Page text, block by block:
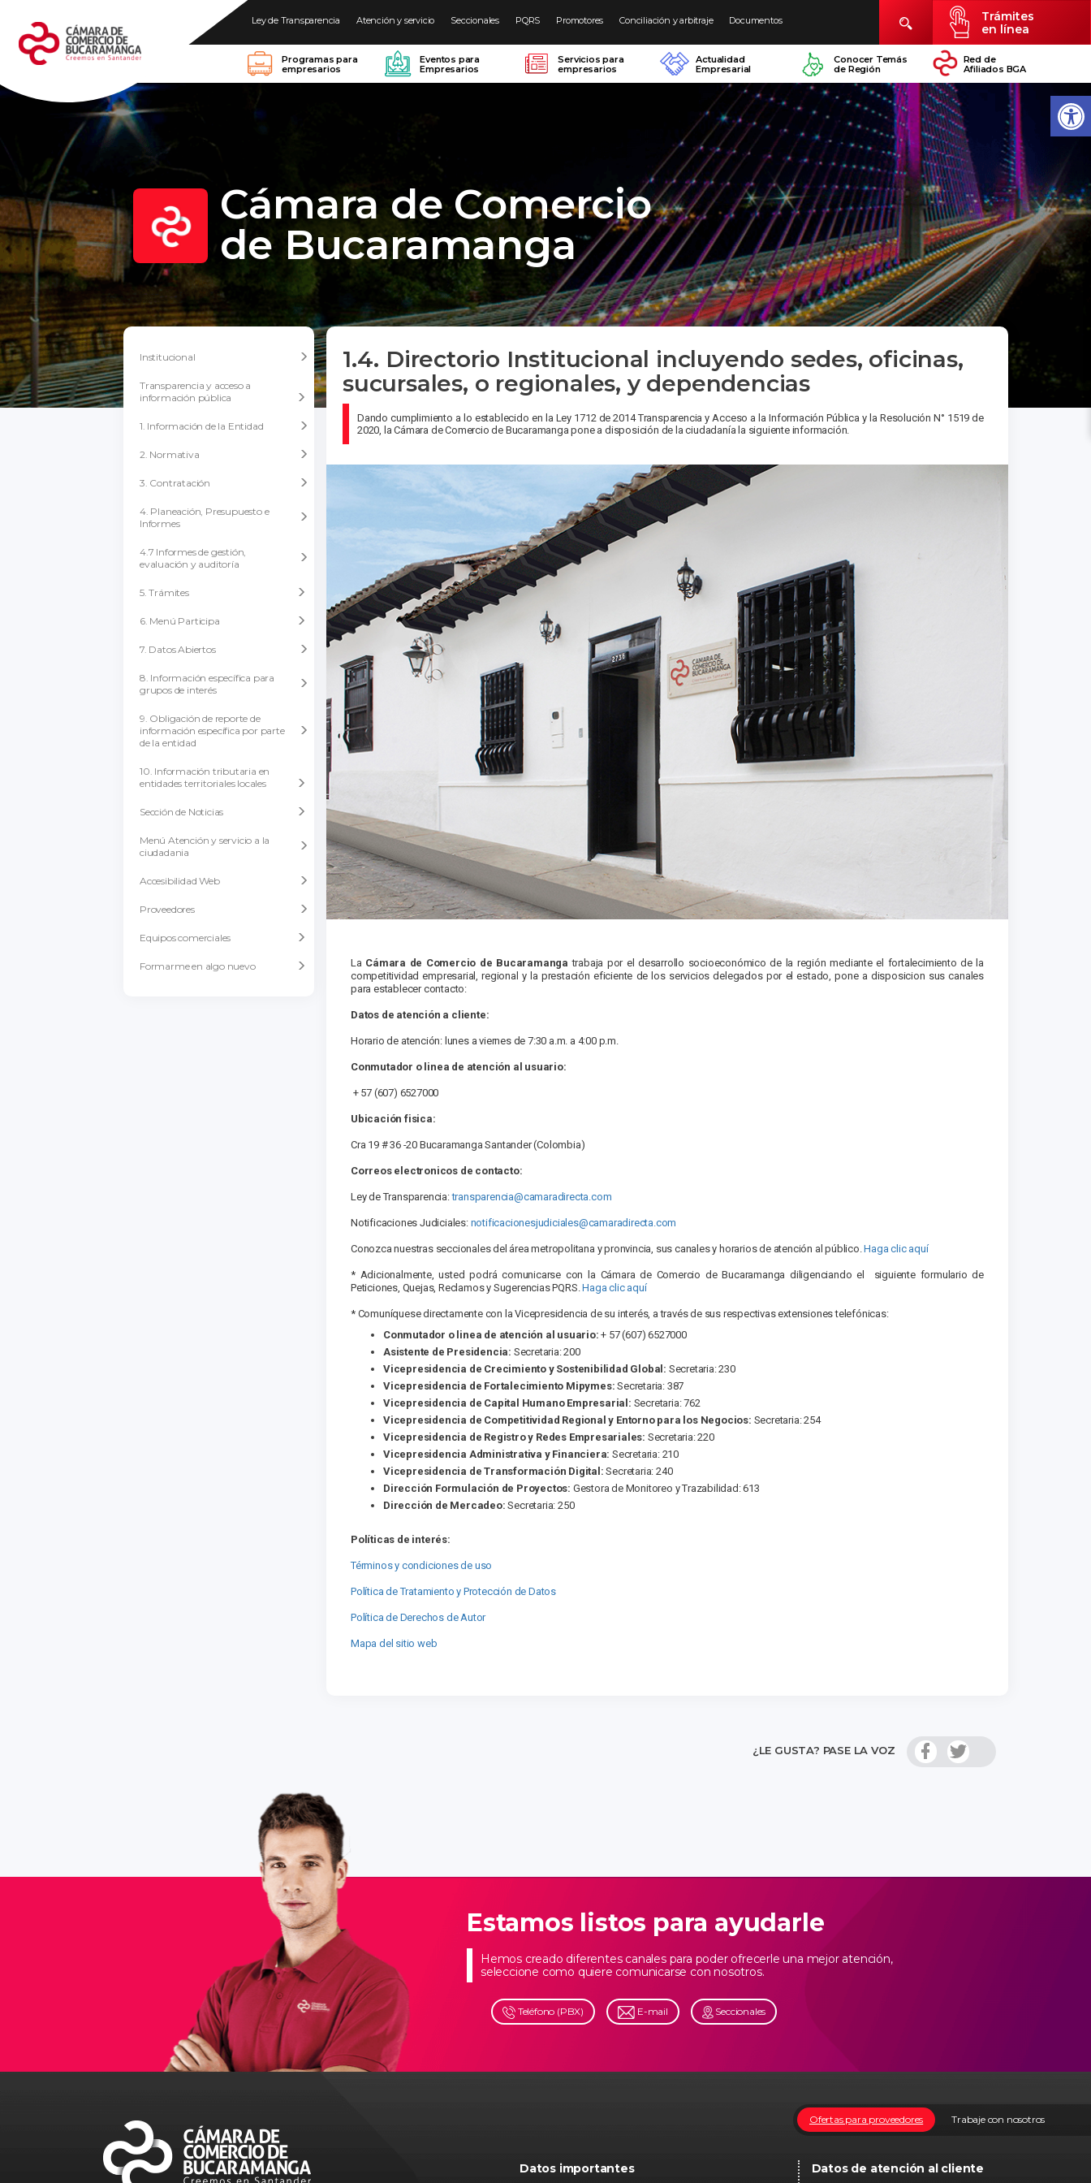
Ley de Transparencia Atención y servicio Seccionales PQRS Promotores Conciliación y arbitraje Documentos
Trámites
en línea
Programas para
empresarios
Eventos para
Empresarios
Servicios para
empresarios
Actualidad
Empresarial
Conocer Temás
de Región
Red de
Afiliados BGA
Cámara de Comercio
de Bucaramanga
Institucional
Transparencia y acceso a
información pública
1. Información de la Entidad
2. Normativa
3. Contratación
4. Planeación, Presupuesto e
Informes
4.7 Informes de gestión,
evaluación y auditoría
5. Trámites
6. Menú Participa
7. Datos Abiertos
8. Información específica para
grupos de interés
9. Obligación de reporte de
información específica por parte
de la entidad
10. Información tributaria en
entidades territoriales locales
Sección de Noticias
Menú Atención y servicio a la
ciudadania
Accesibilidad Web
Proveedores
Equipos comerciales
Formarme en algo nuevo
1.4. Directorio Institucional incluyendo sedes, oficinas,
sucursales, o regionales, y dependencias
Dando cumplimiento a lo establecido en la Ley 1712 de 2014 Transparencia y Acceso a la Información Pública y la Resolución N° 1519 de
2020, la Cámara de Comercio de Bucaramanga pone a disposición de la ciudadanía la siguiente información.
La Cámara de Comercio de Bucaramangatrabaja por el desarrollo socioeconómico de la región mediante el fortalecimiento de la
competitividad empresarial, regional y la prestación eficiente de los servicios delegados por el estado, pone a disposicion sus canales
para establecer contacto:
Datos de atención a cliente:
Horario de atención: lunes a viernes de 7:30 a.m. a 4:00 p.m.
Conmutador o linea de atención al usuario:
+ 57 (607) 6527000
Ubicación fisica:
Cra 19 # 36 -20 Bucaramanga Santander (Colombia)
Correos electronicos de contacto:
Ley de Transparencia:transparencia@camaradirecta.com
Notificaciones Judiciales: notificacionesjudiciales@camaradirecta.com
Conozca nuestras seccionales del área metropolitana y pronvincia, sus canales y horarios de atención al público.Haga clic aquí
* Adicionalmente, usted podrá comunicarse con la Cámara de Comercio de Bucaramanga diligenciando el siguiente formulario de
Peticiones, Quejas, Reclamos y Sugerencias PQRS.Haga clic aquí
* Comuníquese directamente con la Vicepresidencia de su interés, a través de sus respectivas extensiones telefónicas:
Conmutador o linea de atención al usuario: + 57 (607) 6527000
Asistente de Presidencia: Secretaria: 200
Vicepresidencia de Crecimiento y Sostenibilidad Global: Secretaria: 230
Vicepresidencia de Fortalecimiento Mipymes:Secretaria: 387
Vicepresidencia de Capital Humano Empresarial: Secretaria: 762
Vicepresidencia de Competitividad Regional y Entorno para los Negocios: Secretaria: 254
Vicepresidencia de Registro y Redes Empresariales: Secretaria: 220
Vicepresidencia Administrativa y Financiera: Secretaria: 210
Vicepresidencia de Transformación Digital: Secretaria: 240
Dirección Formulación de Proyectos: Gestora de Monitoreo y Trazabilidad: 613
Dirección de Mercadeo: Secretaria: 250
Políticas de interés:
Términos y condiciones de uso
Política de Tratamiento y Protección de Datos
Política de Derechos de Autor
Mapa del sitio web
¿LE GUSTA? PASE LA VOZ
Estamos listos para ayudarle
Hemos creado diferentes canales para poder ofrecerle una mejor atención,
seleccione como quiere comunicarse con nosotros.
Teléfono (PBX) E-mail Seccionales
Trabaje con nosotros
Ofertas para proveedores
Datos importantes Datos de atención al cliente